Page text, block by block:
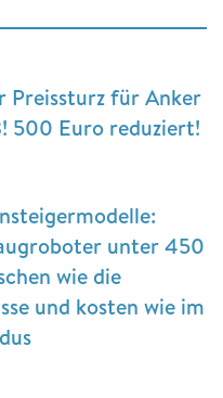
Preissturz für Anker
500 Euro reduziert!
unter 450
wie die
und kosten wie im